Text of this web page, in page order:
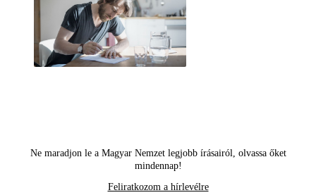
Ne maradjon le a Magyar Nemzet legjobb írásairól, olvassa őket
mindennap!
Feliratkozom a hírlevélre